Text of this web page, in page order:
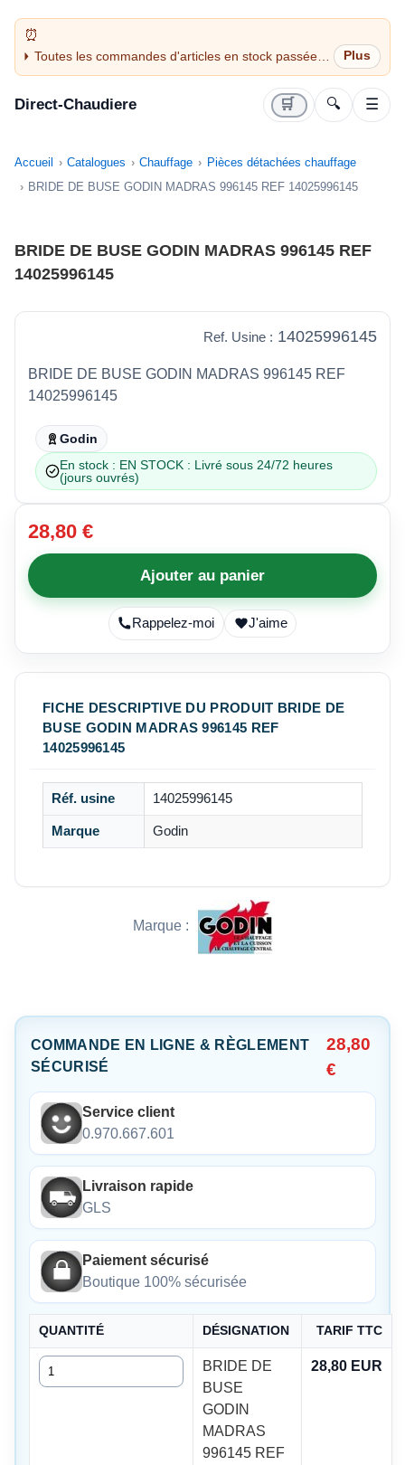
Toutes les commandes d'articles en stock passées
avant 14H sont expédiées le jour même (jours
Direct-Chaudiere 🛒 🔍 ☰
Accueil Catalogues Chauffage
Pièces détachées chauffage
BRIDE DE BUSE GODIN MADRAS 996145 REF 14025996145
BRIDE DE BUSE GODIN MADRAS 996145 REF
14025996145
Ref. Usine : 14025996145
BRIDE DE BUSE GODIN MADRAS 996145 REF
14025996145
Godin
En stock : EN STOCK : Livré sous 24/72 heures
(jours ouvrés)
28,80 €
Ajouter au panier
Rappelez-moi J'aime
FICHE DESCRIPTIVE DU PRODUIT BRIDE DE
BUSE GODIN MADRAS 996145 REF
14025996145
Réf. usine 14025996145
Marque Godin
Marque :
COMMANDE EN LIGNE & RÈGLEMENT
SÉCURISÉ
28,80
€
Service client
0.970.667.601
Livraison rapide
GLS
Paiement sécurisé
Boutique 100% sécurisée
QUANTITÉ DÉSIGNATION TARIF TTC
Quantité
BRIDE DE
BUSE
GODIN
MADRAS
996145 REF
28,80 EUR